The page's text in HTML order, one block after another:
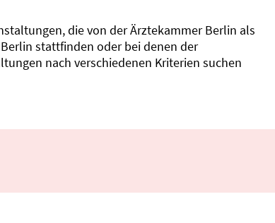
die von der Ärztekammer Berlin als
stattfinden oder bei denen der
nach verschiedenen Kriterien suchen